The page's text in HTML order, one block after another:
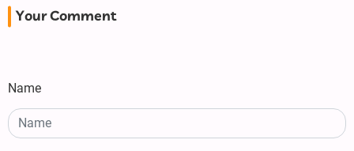
Your Comment
Name